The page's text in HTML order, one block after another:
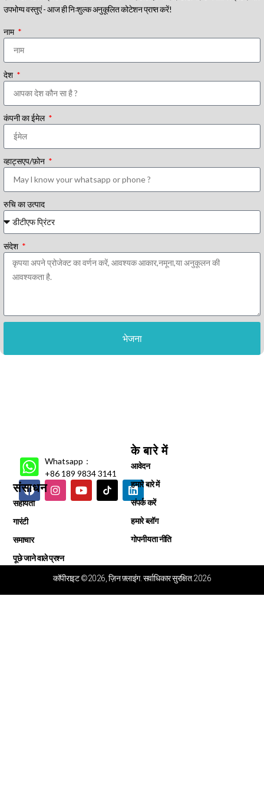
उपभोग्य वस्तुएं - आज ही निःशुल्क अनुकूलित कोटेशन प्राप्त करें!
नाम
देश
कंपनी का ईमेल
व्हाट्सएप/फ़ोन
रुचि का उत्पाद
संदेश
भेजना
Whatsapp：
+86 189 9834 3141
संसाधन
सहायता
गारंटी
समाचार
पूछे जाने वाले प्रश्न
के बारे में
आवेदन
हमारे बारे में
संपर्क करें
हमारे ब्लॉग
गोपनीयता नीति
कॉपीराइट ©2026, ज़िन फ़्लाइंग. सर्वाधिकार सुरक्षित.2026